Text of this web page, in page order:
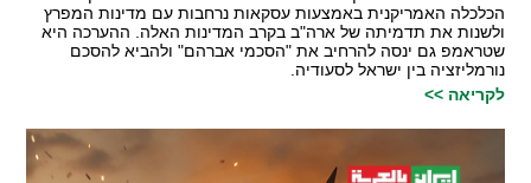
הכלכלה האמריקנית באמצעות עסקאות נרחבות עם מדינות המפרץ
ולשנות את תדמיתה של ארה"ב בקרב המדינות האלה. ההערכה היא
שטראמפ גם ינסה להרחיב את "הסכמי אברהם" ולהביא להסכם
נורמליזציה בין ישראל לסעודיה.
לקריאה >>